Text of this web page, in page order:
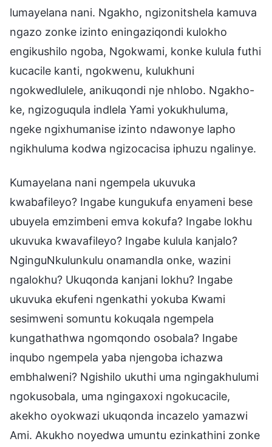
lumayelana nani. Ngakho, ngizonitshela kamuva
ngazo zonke izinto eningaziqondi kulokho
engikushilo ngoba, Ngokwami, konke kulula futhi
kucacile kanti, ngokwenu, kulukhuni
ngokwedlulele, anikuqondi nje nhlobo. Ngakho-
ke, ngizoguqula indlela Yami yokukhuluma,
ngeke ngixhumanise izinto ndawonye lapho
ngikhuluma kodwa ngizocacisa iphuzu ngalinye.
Kumayelana nani ngempela ukuvuka
kwabafileyo? Ingabe kungukufa enyameni bese
ubuyela emzimbeni emva kokufa? Ingabe lokhu
ukuvuka kwavafileyo? Ingabe kulula kanjalo?
NginguNkulunkulu onamandla onke, wazini
ngalokhu? Ukuqonda kanjani lokhu? Ingabe
ukuvuka ekufeni ngenkathi yokuba Kwami
sesimweni somuntu kokuqala ngempela
kungathathwa ngomqondo osobala? Ingabe
inqubo ngempela yaba njengoba ichazwa
embhalweni? Ngishilo ukuthi uma ngingakhulumi
ngokusobala, uma ngingaxoxi ngokucacile,
akekho oyokwazi ukuqonda incazelo yamazwi
Ami. Akukho noyedwa umuntu ezinkathini zonke